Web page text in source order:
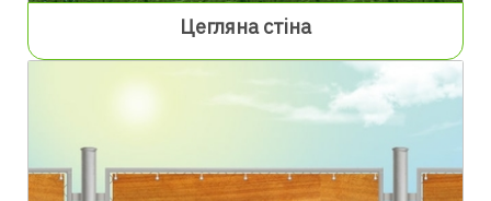
Цегляна стіна